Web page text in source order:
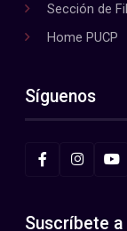
Sección de
Home PUCP
Síguenos
Suscríbete a